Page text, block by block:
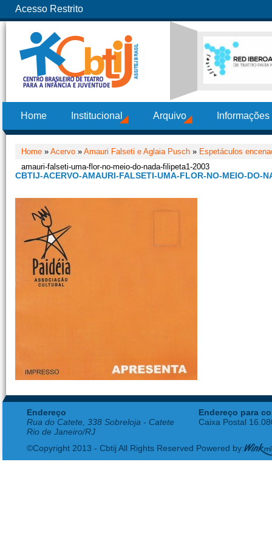
Acesso Restrito
Home Institucional Arquivo
Home » Acervo » Amauri Falseti e Aglaia Pusch » Espetáculos
amauri-falseti-uma-flor-no-meio-do-nada-filipeta1-2003
CBTIJ-ACERVO-AMAURI-FALSETI-UMA-FLOR-NO-MEIO-DO-
Endereço
Rua do Catete, 338 Sobreloja - Catete
Rio de Janeiro/RJ
Endereço para
Caixa Postal
©Copyright 2013 - Cbtij All Rights Reserved Powered by: